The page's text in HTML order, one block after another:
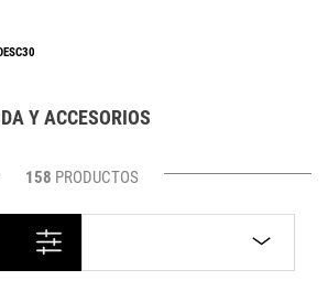
Y ACCESORIOS
158 PRODUCTOS